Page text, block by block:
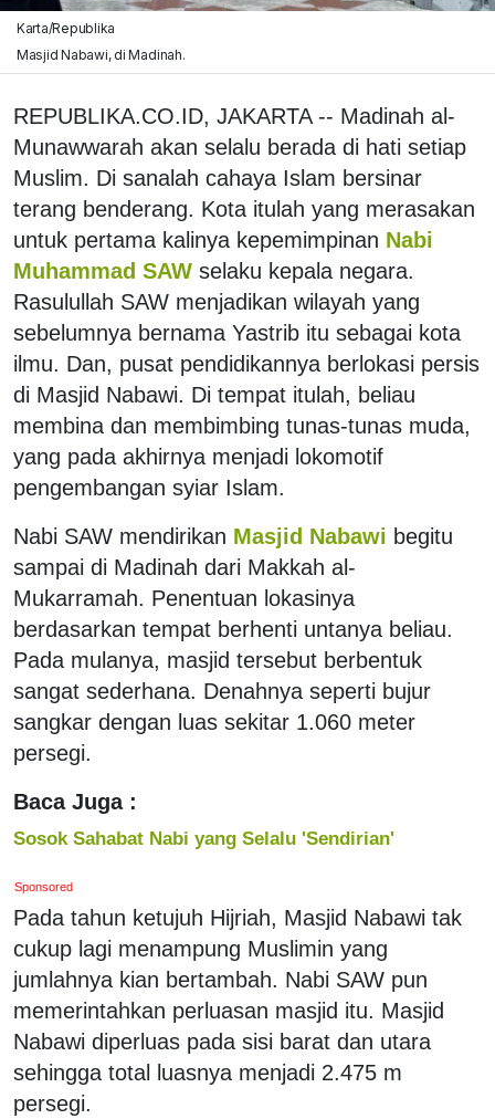
Karta/Republika
Masjid Nabawi, di Madinah.
REPUBLIKA.CO.ID, JAKARTA -- Madinah al-
Munawwarah akan selalu berada di hati setiap
Muslim. Di sanalah cahaya Islam bersinar
terang benderang. Kota itulah yang merasakan
untuk pertama kalinya kepemimpinan Nabi
Muhammad SAW selaku kepala negara.
Rasulullah SAW menjadikan wilayah yang
sebelumnya bernama Yastrib itu sebagai kota
ilmu. Dan, pusat pendidikannya berlokasi persis
di Masjid Nabawi. Di tempat itulah, beliau
membina dan membimbing tunas-tunas muda,
yang pada akhirnya menjadi lokomotif
pengembangan syiar Islam.
Nabi SAW mendirikan Masjid Nabawi begitu
sampai di Madinah dari Makkah al-
Mukarramah. Penentuan lokasinya
berdasarkan tempat berhenti untanya beliau.
Pada mulanya, masjid tersebut berbentuk
sangat sederhana. Denahnya seperti bujur
sangkar dengan luas sekitar 1.060 meter
persegi.
Baca Juga :
Sosok Sahabat Nabi yang Selalu 'Sendirian'
Sponsored
Pada tahun ketujuh Hijriah, Masjid Nabawi tak
cukup lagi menampung Muslimin yang
jumlahnya kian bertambah. Nabi SAW pun
memerintahkan perluasan masjid itu. Masjid
Nabawi diperluas pada sisi barat dan utara
sehingga total luasnya menjadi 2.475 m
persegi.